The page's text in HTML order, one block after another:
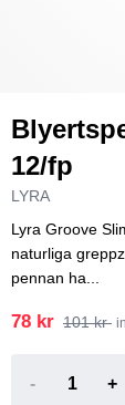
12/fp
LYRA
Lyra Groove
naturliga
pennan ha...
78 kr 101 kr
- +